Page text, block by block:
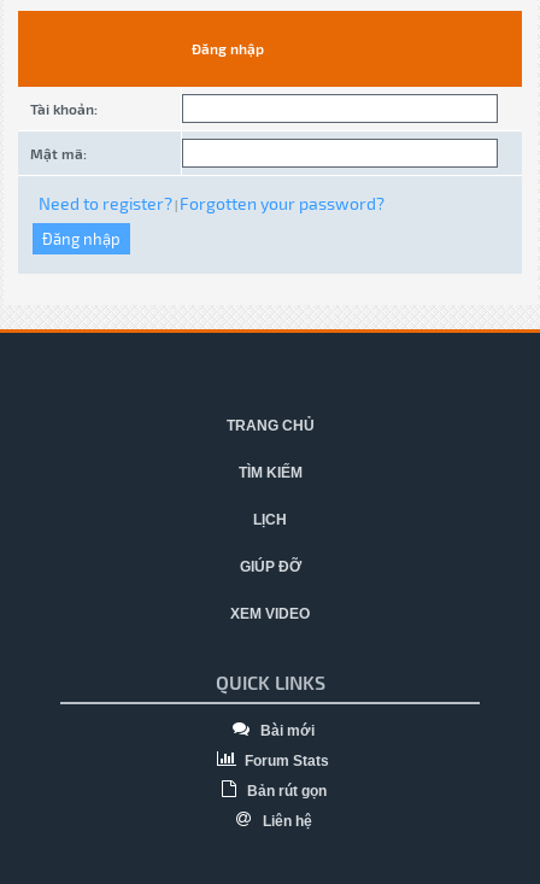
Đăng nhập
Tài khoản:
Mật mã:
Need to register? Forgotten your password?
TRANG CHỦ
TÌM KIẾM
LỊCH
GIÚP ĐỠ
XEM VIDEO
QUICK LINKS
Bài mới
Forum Stats
Bản rút gọn
Liên hệ